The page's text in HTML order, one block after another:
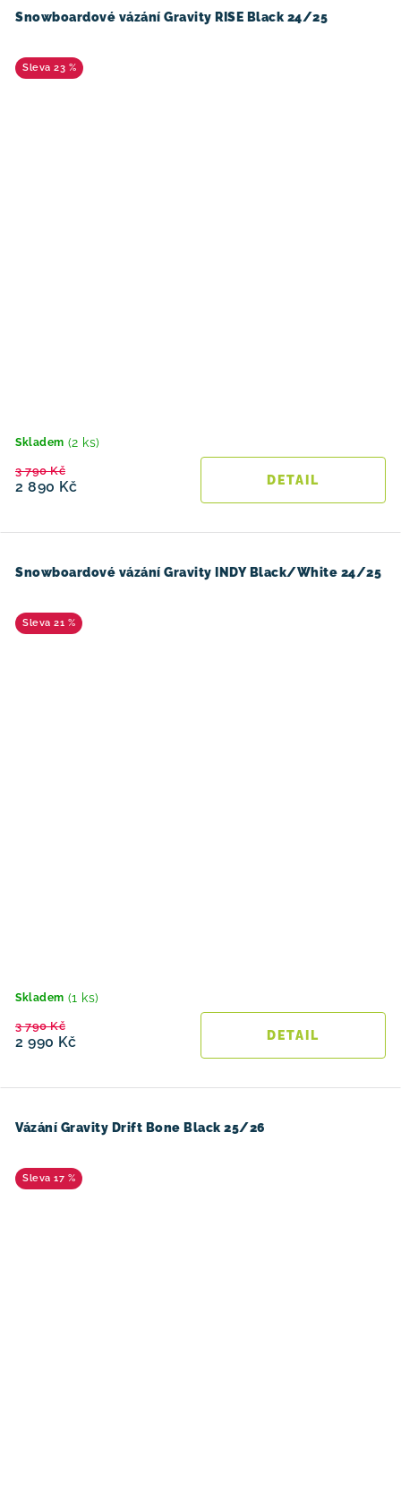
Snowboardové vázání Gravity RISE Black 24/25
23 %
Skladem (2 ks)
2 890 Kč
3 790 Kč
Snowboardové vázání Gravity INDY Black/White 24/25
21 %
Skladem (1 ks)
2 990 Kč
3 790 Kč
Vázání Gravity Drift Bone Black 25/26
17 %